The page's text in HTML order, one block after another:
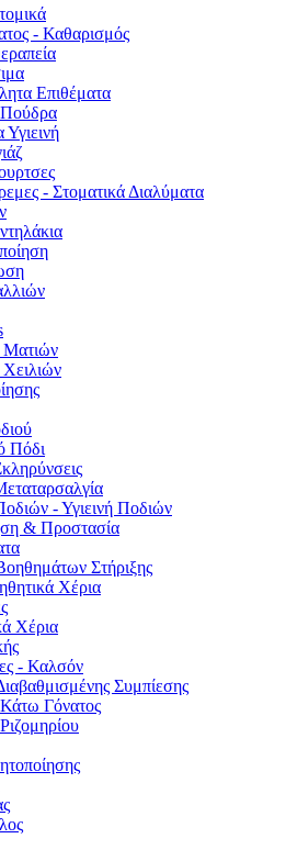
- Καθαρισμός
Επιθέματα
Υγιεινή
- Στοματικά Διαλύματα
Πόδι
- Υγιεινή Ποδιών
& Προστασία
Στήριξης
Χέρια
Χέρια
- Καλσόν
Συμπίεσης
Γόνατος